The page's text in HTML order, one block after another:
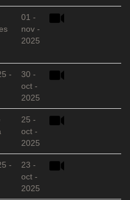
01 -
nov -
2025
-
30 -
oct -
2025
25 -
oct -
2025
-
23 -
oct -
2025